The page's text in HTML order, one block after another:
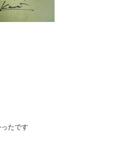
たです